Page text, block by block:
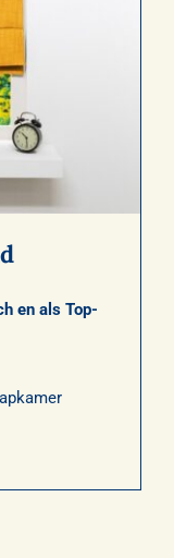
en als Top-